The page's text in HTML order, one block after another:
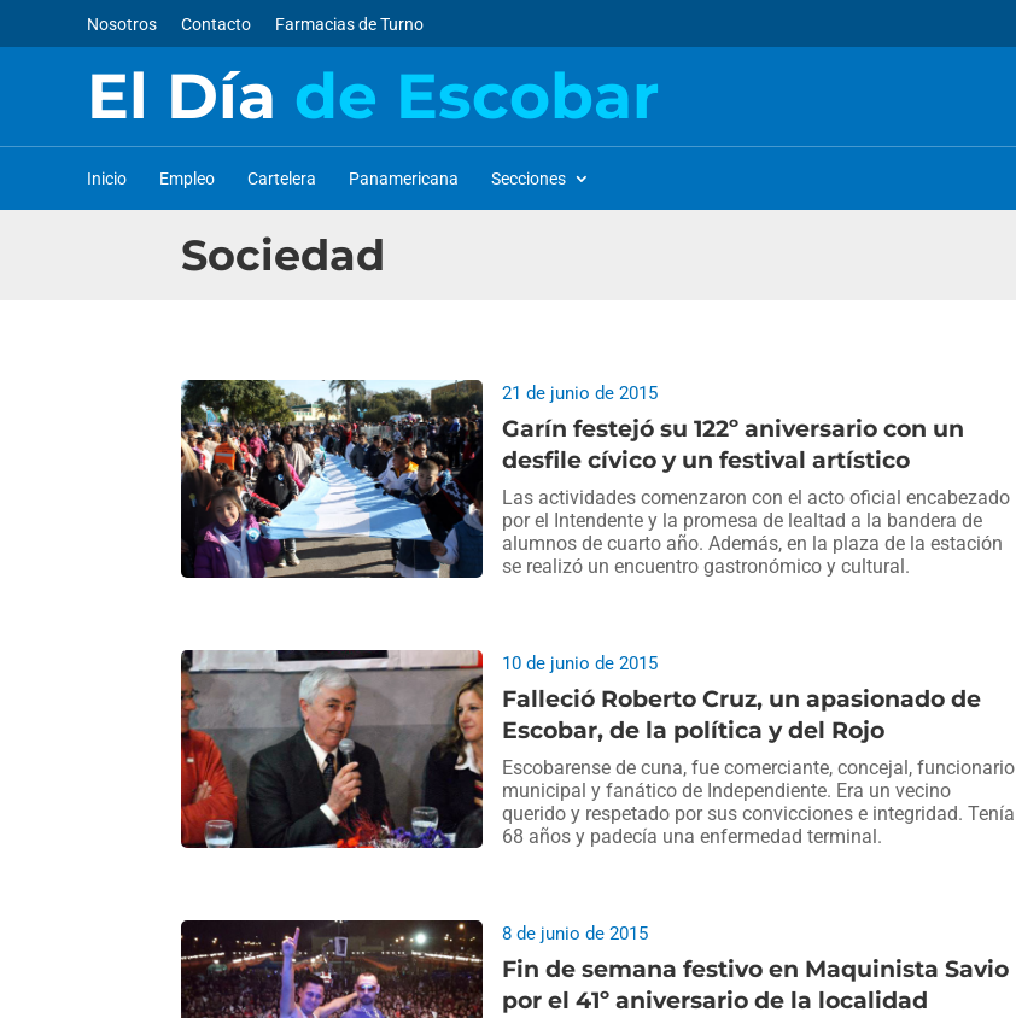
Nosotros Contacto Farmacias de Turno
El Día de Escobar
Inicio Empleo Cartelera Panamericana Secciones
Sociedad
Garín festejó su 122º aniversario con un
desfile cívico y un festival artístico
21 de junio de 2015
Las actividades comenzaron con el acto oficial encabezado
por el Intendente y la promesa de lealtad a la bandera de
alumnos de cuarto año. Además, en la plaza de la estación
se realizó un encuentro gastronómico y cultural.
Falleció Roberto Cruz, un apasionado de
Escobar, de la política y del Rojo
10 de junio de 2015
Escobarense de cuna, fue comerciante, concejal, funcionario
municipal y fanático de Independiente. Era un vecino
querido y respetado por sus convicciones e integridad. Tenía
68 años y padecía una enfermedad terminal.
Fin de semana festivo en Maquinista Savio
por el 41º aniversario de la localidad
8 de junio de 2015